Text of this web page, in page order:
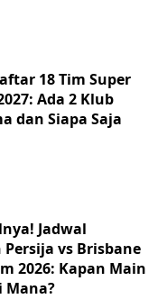
18 Tim Super
Ada 2 Klub
dan Siapa Saja
Jadwal
vs Brisbane
2026: Kapan Main
Mana?